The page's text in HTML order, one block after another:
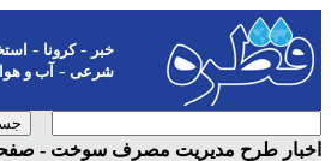
-کرونا-استخدام
شرعی-آب و هوا-
طرح مدیریت مصرف سوخت - صفحه